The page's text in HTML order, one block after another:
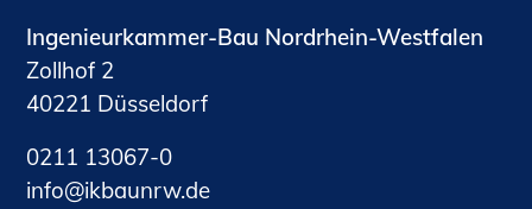
Ingenieurkammer-Bau Nordrhein-Westfalen
Zollhof 2
40221 Düsseldorf
0211 13067-0
nf
kb nrwd